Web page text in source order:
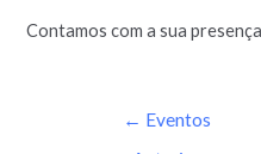
Contamos com a sua
← Eventos